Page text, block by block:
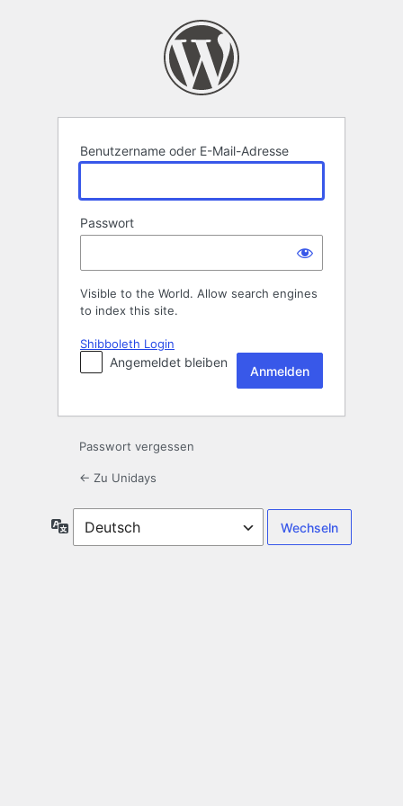
Benutzername oder E-Mail-Adresse
Passwort
Visible to the World. Allow search engines
to index this site.
Shibboleth Login
Angemeldet bleiben
Passwort vergessen
← Zu Unidays
Sprache